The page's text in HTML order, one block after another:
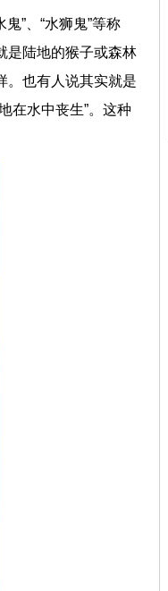
”、“水狮鬼”等称
是陆地的猴子或森林
。也有人说其实就是
在水中丧生”。这种